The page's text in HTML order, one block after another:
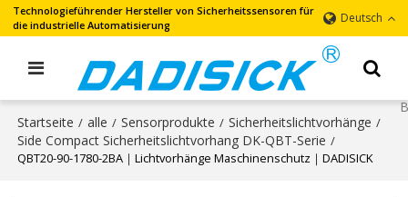
Technologieführender Hersteller von Sicherheitssensoren für
die industrielle Automatisierung
Deutsch
Startseite / alle / Sensorprodukte / Sicherheitslichtvorhänge /
Side Compact Sicherheitslichtvorhang DK-QBT-Serie /
QBT20-90-1780-2BA｜Lichtvorhänge Maschinenschutz｜DADISICK